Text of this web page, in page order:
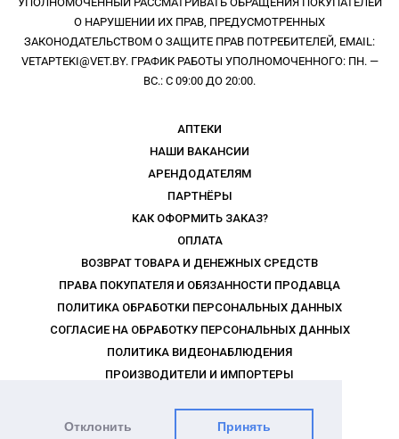
Отклонить Принять
О НАРУШЕНИИ ИХ ПРАВ, ПРЕДУСМОТРЕННЫХ
ЗАКОНОДАТЕЛЬСТВОМ О ЗАЩИТЕ ПРАВ ПОТРЕБИТЕЛЕЙ, EMAIL:
VETAPTEKI@VET.BY. ГРАФИК РАБОТЫ УПОЛНОМОЧЕННОГО: ПН. —
ВС.: С 09:00 ДО 20:00.
АПТЕКИ
НАШИ ВАКАНСИИ
АРЕНДОДАТЕЛЯМ
ПАРТНЁРЫ
КАК ОФОРМИТЬ ЗАКАЗ?
ОПЛАТА
ВОЗВРАТ ТОВАРА И ДЕНЕЖНЫХ СРЕДСТВ
ПРАВА ПОКУПАТЕЛЯ И ОБЯЗАННОСТИ ПРОДАВЦА
ПОЛИТИКА ОБРАБОТКИ ПЕРСОНАЛЬНЫХ ДАННЫХ
СОГЛАСИЕ НА ОБРАБОТКУ ПЕРСОНАЛЬНЫХ ДАННЫХ
ПОЛИТИКА ВИДЕОНАБЛЮДЕНИЯ
ПРОИЗВОДИТЕЛИ И ИМПОРТЕРЫ